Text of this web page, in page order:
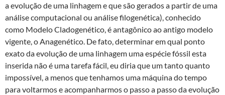
a evolução de uma linhagem e que são gerados a partir de uma
análise computacional ou análise filogenética), conhecido
como Modelo Cladogenético, é antagônico ao antigo modelo
vigente, o Anagenético. De fato, determinar em qual ponto
exato da evolução de uma linhagem uma espécie fóssil esta
inserida não é uma tarefa fácil, eu diria que um tanto quanto
impossível, a menos que tenhamos uma máquina do tempo
para voltarmos e acompanharmos o passo a passo da evolução